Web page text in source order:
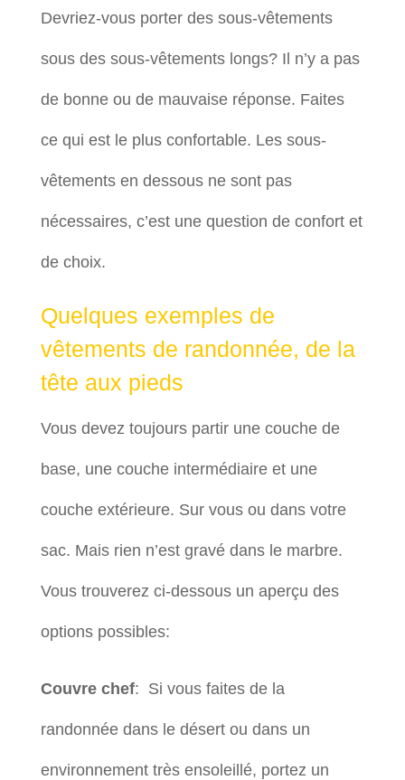
Devriez-vous porter des sous-vêtements
sous des sous-vêtements longs? Il n’y a pas
de bonne ou de mauvaise réponse. Faites
ce qui est le plus confortable. Les sous-
vêtements en dessous ne sont pas
nécessaires, c’est une question de confort et
de choix.
Quelques exemples de
vêtements de randonnée, de la
tête aux pieds
Vous devez toujours partir une couche de
base, une couche intermédiaire et une
couche extérieure. Sur vous ou dans votre
sac. Mais rien n’est gravé dans le marbre.
Vous trouverez ci-dessous un aperçu des
options possibles:
Couvre chef: Si vous faites de la
randonnée dans le désert ou dans un
environnement très ensoleillé, portez un